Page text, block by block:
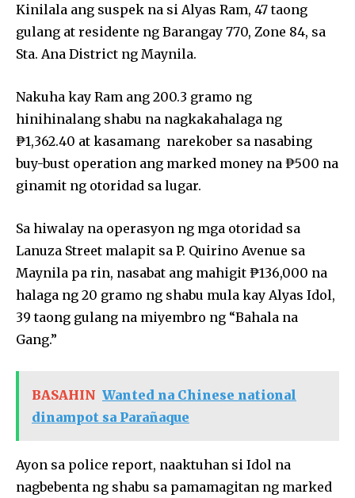
Kinilala ang suspek na si Alyas Ram, 47 taong
gulang at residente ng Barangay 770, Zone 84, sa
Sta. Ana District ng Maynila.
Nakuha kay Ram ang 200.3 gramo ng
hinihinalang shabu na nagkakahalaga ng
₱1,362.40 at kasamang narekober sa nasabing
buy-bust operation ang marked money na ₱500 na
ginamit ng otoridad sa lugar.
Sa hiwalay na operasyon ng mga otoridad sa
Lanuza Street malapit sa P. Quirino Avenue sa
Maynila pa rin, nasabat ang mahigit ₱136,000 na
halaga ng 20 gramo ng shabu mula kay Alyas Idol,
39 taong gulang na miyembro ng “Bahala na
Gang.”
BASAHIN Wanted na Chinese national
dinampot sa Parañaque
Ayon sa police report, naaktuhan si Idol na
nagbebenta ng shabu sa pamamagitan ng marked